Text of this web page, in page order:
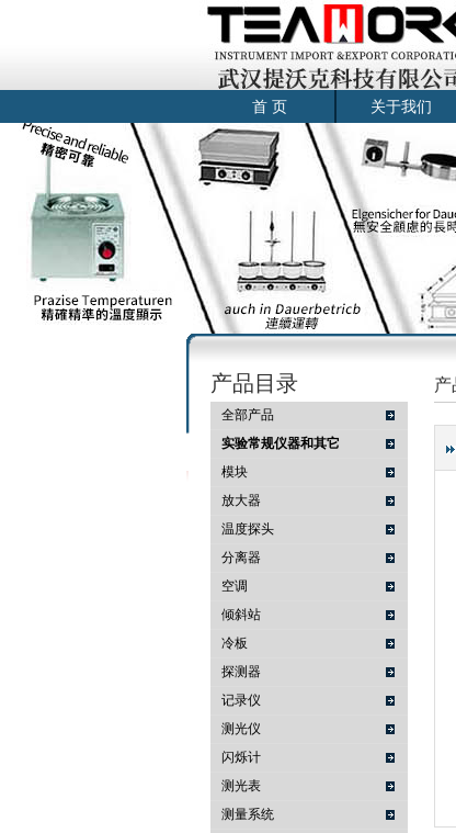
武汉提沃克科技有限公司
首 页 关于我们
产品目录
全部产品
实验常规仪器和其它
模块
放大器
温度探头
分离器
空调
倾斜站
冷板
探测器
记录仪
测光仪
闪烁计
测光表
测量系统
产